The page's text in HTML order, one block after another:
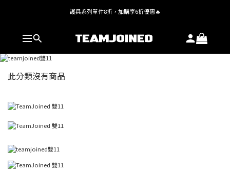
全館 $1,380 即享免運
護具系列單件8折，加購享6折優惠🔥
全館 $1,380 即享免運
此分類沒有商品